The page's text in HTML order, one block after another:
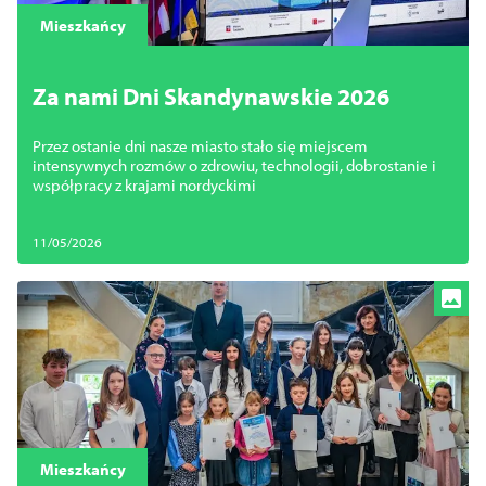
Zamknij
Mieszkańcy
Za nami Dni Skandynawskie 2026
Przez ostanie dni nasze miasto stało się miejscem
intensywnych rozmów o zdrowiu, technologii, dobrostanie i
współpracy z krajami nordyckimi
11/05/2026
Mieszkańcy